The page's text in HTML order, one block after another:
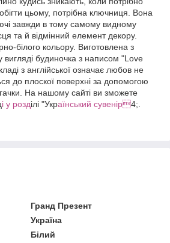
цьому, потрібна ключниця. Вона
завжди в тому самому видному
та й відмінний елемент декору.
білого кольору. Виготовлена з
вигляді будиночка з написом "Love
з англійської означає любов не
до плоскої поверхні за допомогою
гачки. На нашому сайті ви зможете
і у розділі "Український сувенір4;.
Гранд Презент
Україна
Білий